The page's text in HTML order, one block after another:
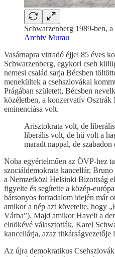
Schwarzenberg 1989-ben,
Archiv Murau
Vasárnapra virradó éjjel 85 éves
Schwarzenberg, egykori cseh
nemesi család sarja Bécsben
menekültek a csehszlovákai
Prágában született, Bécsben
közéletben, a konzervatív
eminenciása volt.
Arisztokrata volt, de
liberális volt, de hű volt a
maradt nappal, de szabadon
Noha egyértelműen az ÖVP-hez
szociáldemokrata kancellár,
a Nemzetközi Helsinki Bizottság
figyelte és segítette a közép-
bársonyos forradalom idején már
amikor a nép azt követelte, hogy
Várba”). Majd amikor Havelt a
elnökévé választották, Karel
kancellárja, azaz titkárságvezetője
Az újra demokratikus